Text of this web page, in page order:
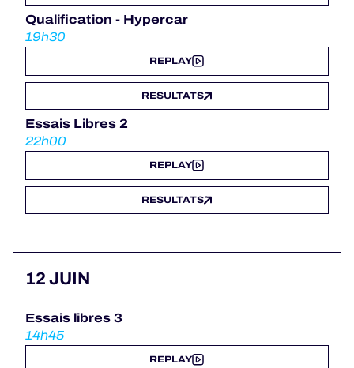
Qualification - Hypercar
19h30
REPLAY
RESULTATS
Essais Libres 2
22h00
REPLAY
RESULTATS
12 JUIN
Essais libres 3
14h45
REPLAY